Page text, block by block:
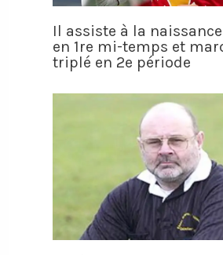
Il assiste à la
en 1re mi-temps et
triplé en 2e période